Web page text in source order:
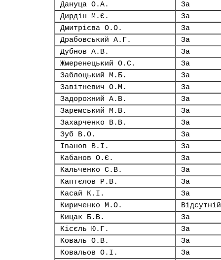
Дануца О.А.
За
Дирдін М.Є.
За
Дмитрієва О.О.
За
Драбовський А.Г.
За
Дубнов А.В.
За
Жмеренецький О.С.
За
Заблоцький М.Б.
За
Завітневич О.М.
За
Задорожний А.В.
За
Заремський М.В.
За
Захарченко В.В.
За
Зуб В.О.
За
Іванов В.І.
За
Кабанов О.Є.
За
Кальченко С.В.
За
Каптєлов Р.В.
За
Касай К.І.
За
Кириченко М.О.
Відсутній
Кицак Б.В.
За
Кісєль Ю.Г.
За
Коваль О.В.
За
Ковальов О.І.
За